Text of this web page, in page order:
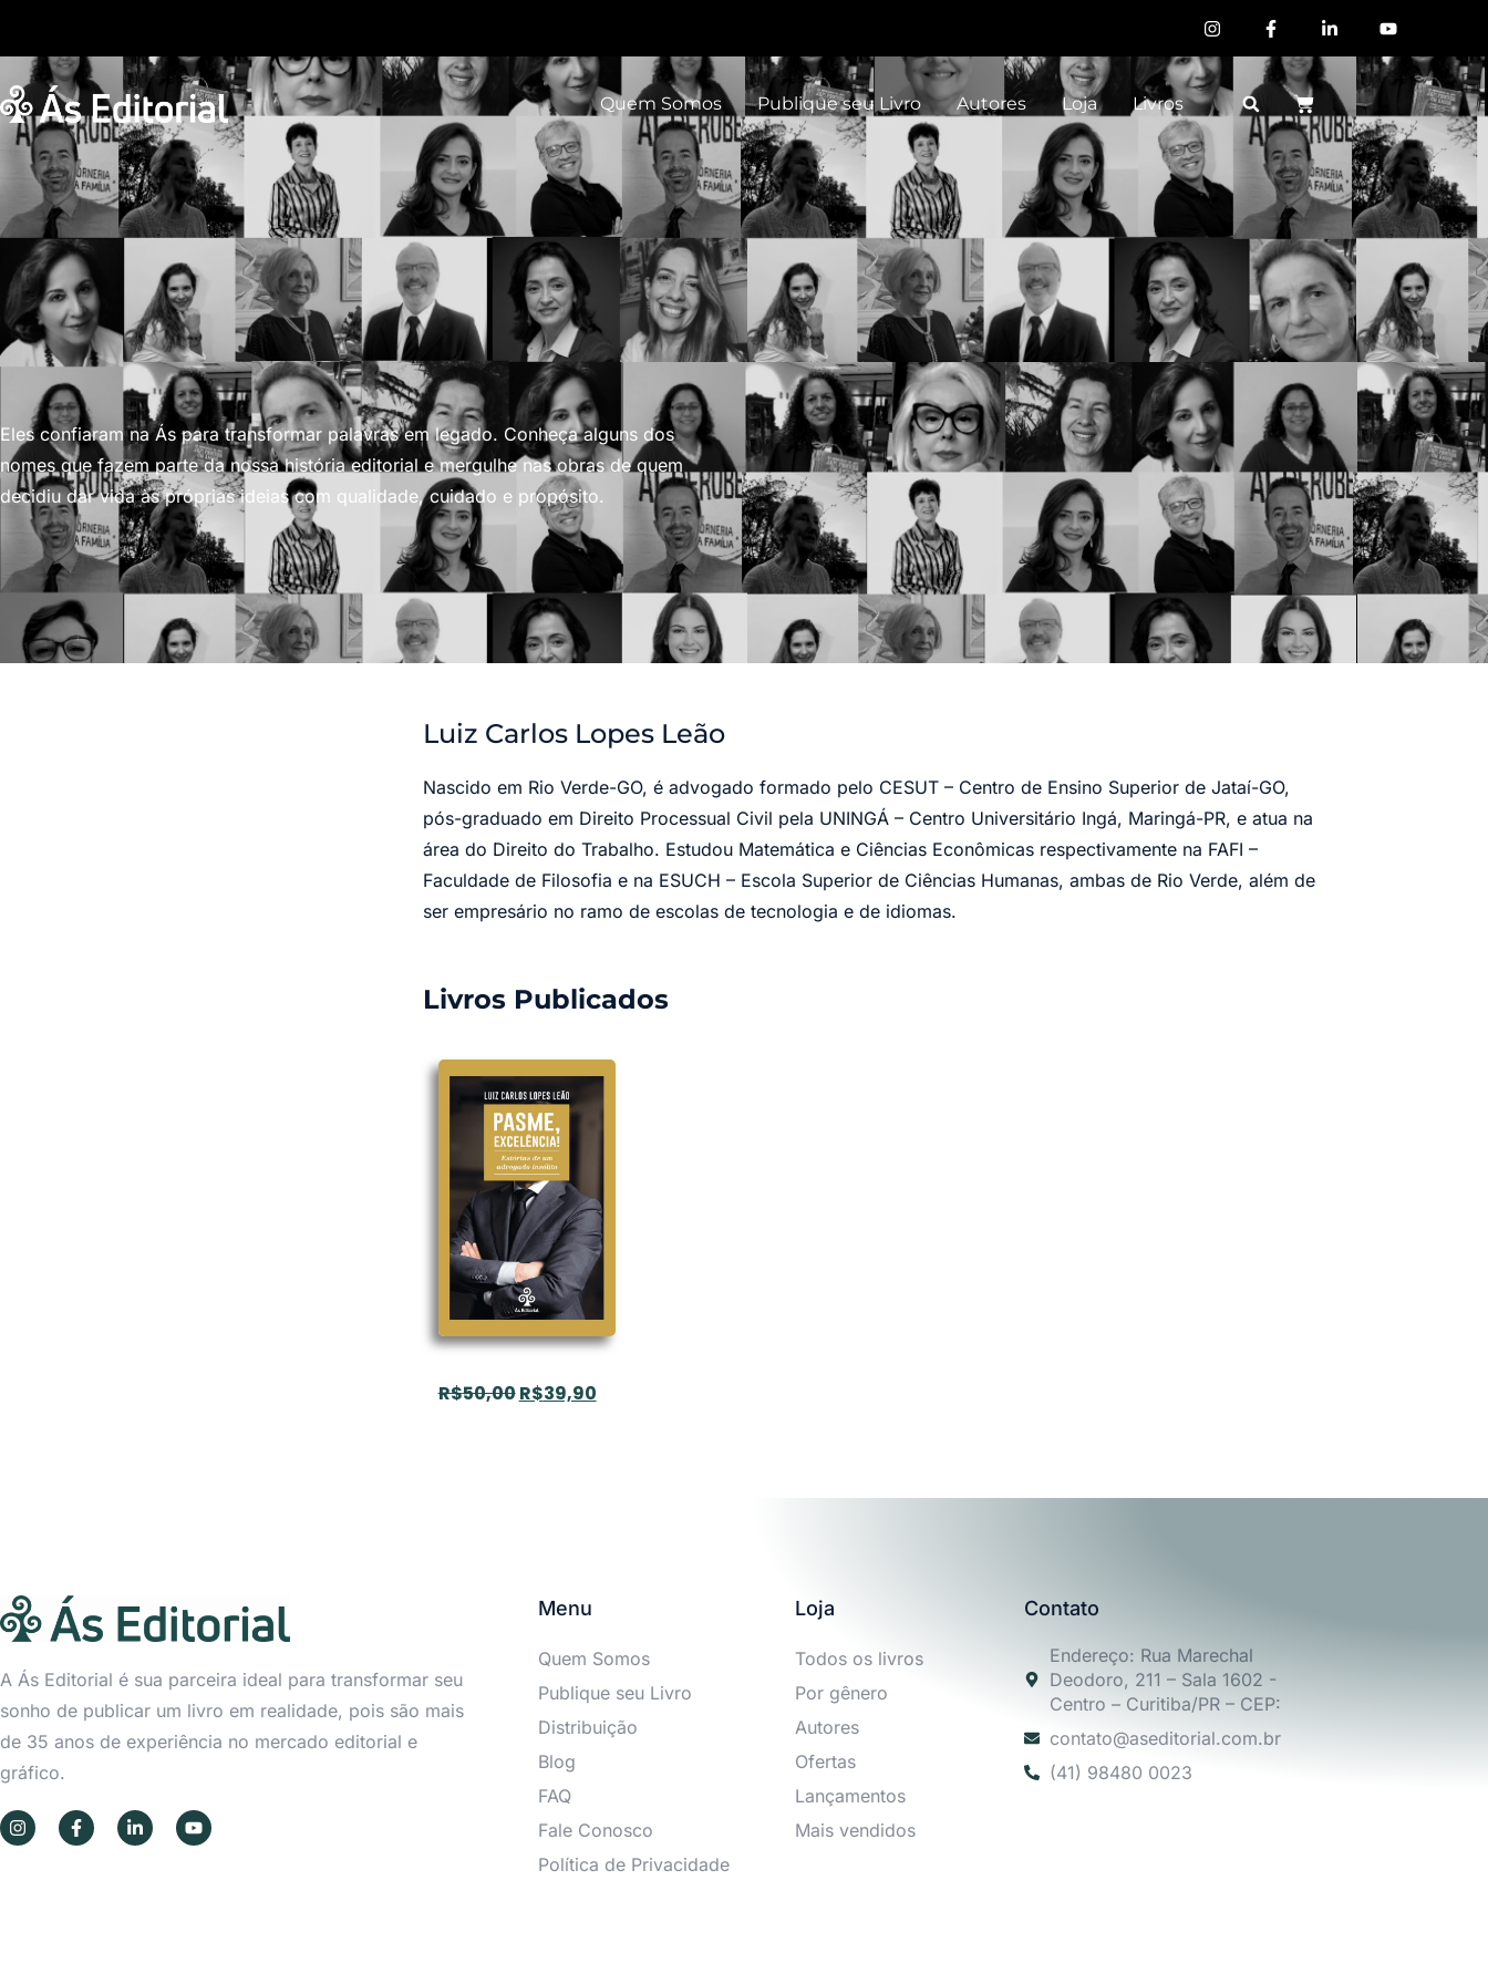
Quem Somos Publique seu Livro Autores Loja Livros
Eles confiaram na Ás para transformar palavras em legado. Conheça alguns dos
nomes que fazem parte da nossa história editorial e mergulhe nas obras de quem
decidiu dar vida às próprias ideias com qualidade, cuidado e propósito.
Luiz Carlos Lopes Leão
Nascido em Rio Verde-GO, é advogado formado pelo CESUT – Centro de Ensino Superior de Jataí-GO,
pós-graduado em Direito Processual Civil pela UNINGÁ – Centro Universitário Ingá, Maringá-PR, e atua na
área do Direito do Trabalho. Estudou Matemática e Ciências Econômicas respectivamente na FAFI –
Faculdade de Filosofia e na ESUCH – Escola Superior de Ciências Humanas, ambas de Rio Verde, além de
ser empresário no ramo de escolas de tecnologia e de idiomas.
Livros Publicados
R$50,00R$39,90
A Ás Editorial é sua parceira ideal para transformar seu
sonho de publicar um livro em realidade, pois são mais
de 35 anos de experiência no mercado editorial e
gráfico.
Menu
Quem Somos
Publique seu Livro
Distribuição
Blog
FAQ
Fale Conosco
Política de Privacidade
Loja
Todos os livros
Por gênero
Autores
Ofertas
Lançamentos
Mais vendidos
Contato
Endereço: Rua Marechal
Deodoro, 211 – Sala 1602 -
Centro – Curitiba/PR – CEP:
contato@aseditorial.com.br
(41) 98480 0023